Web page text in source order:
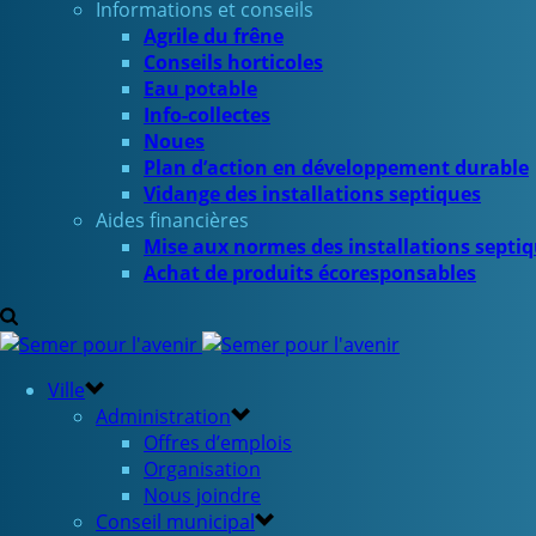
Informations et conseils
Agrile du frêne
Conseils horticoles
Eau potable
Info-collectes
Noues
Plan d’action en développement durable
Vidange des installations septiques
Aides financières
Mise aux normes des installations
Achat de produits écoresponsables
Ville
Administration
Offres d’emplois
Organisation
Nous joindre
Conseil municipal